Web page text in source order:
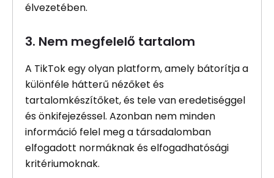
élvezetében.
3. Nem megfelelő tartalom
A TikTok egy olyan platform, amely bátorítja a
különféle hátterű nézőket és
tartalomkészítőket, és tele van eredetiséggel
és önkifejezéssel. Azonban nem minden
információ felel meg a társadalomban
elfogadott normáknak és elfogadhatósági
kritériumoknak.